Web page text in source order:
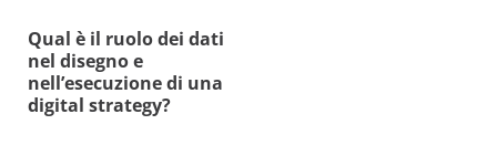
Qual è il ruolo dei dati
nel disegno e
nell’esecuzione di una
digital strategy?